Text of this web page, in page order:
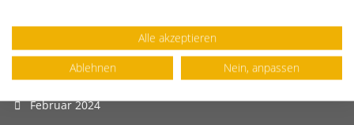
April 2024
März 2024
Februar 2024
Alle akzeptieren
Ablehnen
Nein, anpassen